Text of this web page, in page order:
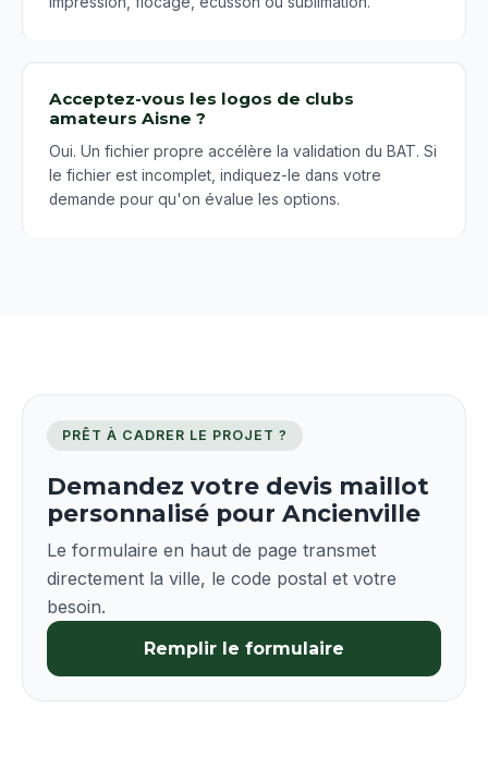
Acceptez-vous les logos de clubs
amateurs Aisne ?
Oui. Un fichier propre accélère la validation du BAT. Si
le fichier est incomplet, indiquez-le dans votre
demande pour qu'on évalue les options.
PRÊT À CADRER LE PROJET ?
Demandez votre devis maillot
personnalisé pour Ancienville
Le formulaire en haut de page transmet
directement la ville, le code postal et votre
besoin.
Remplir le formulaire